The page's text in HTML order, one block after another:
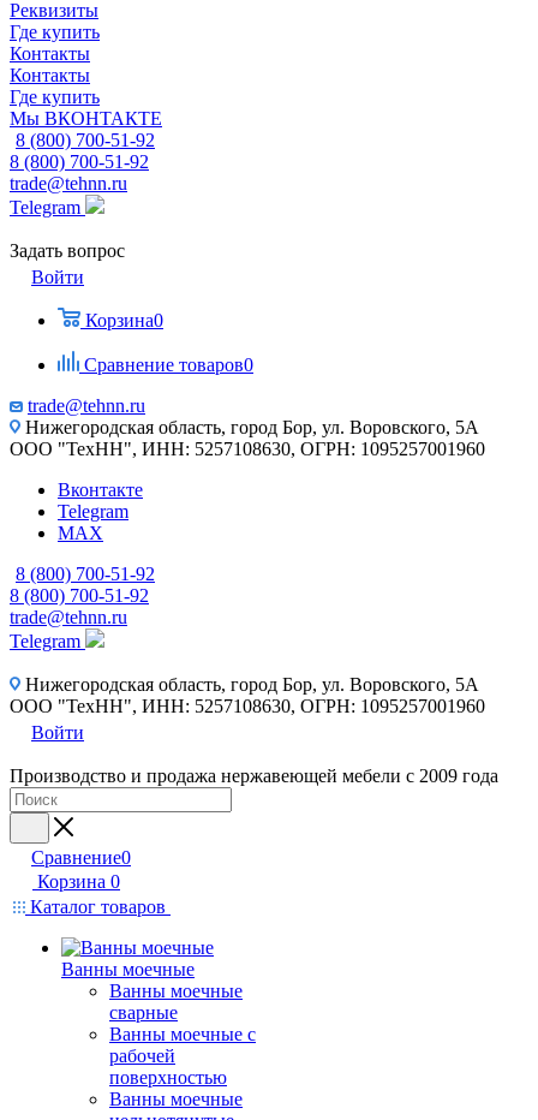
Реквизиты
Где купить
Контакты
Контакты
Где купить
Мы ВКОНТАКТЕ
8 (800) 700-51-92
8 (800) 700-51-92
trade@tehnn.ru
Telegram
Задать вопрос
Войти
Корзина0
Сравнение товаров0
trade@tehnn.ru
Нижегородская область, город Бор, ул. Воровского, 5А
ООО "ТехНН", ИНН: 5257108630, ОГРН: 1095257001960
Вконтакте
Telegram
MAX
8 (800) 700-51-92
8 (800) 700-51-92
trade@tehnn.ru
Telegram
Нижегородская область, город Бор, ул. Воровского, 5А
ООО "ТехНН", ИНН: 5257108630, ОГРН: 1095257001960
Войти
Производство и продажа нержавеющей мебели с 2009 года
Сравнение0
Корзина 0
Каталог товаров
Ванны моечные
Ванны моечные
сварные
Ванны моечные с
рабочей
поверхностью
Ванны моечные